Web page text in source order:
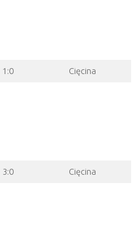
1:0 Cięcina
3:0 Cięcina